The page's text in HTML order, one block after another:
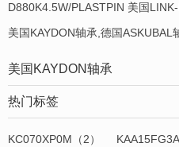
D880K4.5W/PLASTPIN 美国
美国KAYDON轴承,德国ASKUBAL
美国KAYDON轴承
热门标签
KC070XP0M（2） KAA15FG3A